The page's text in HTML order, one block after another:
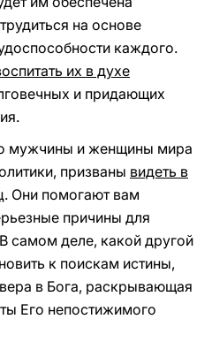
на основе
каждого.
их в духе
и придающих
мужчины и женщины мира
призваны видеть в
. Они помогают вам
причины для
самом деле, какой другой
к поискам истины,
в Бога, раскрывающая
Его непостижимого